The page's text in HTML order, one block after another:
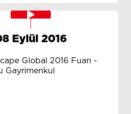
Eylül 2016
Global 2016 Fuarı -
Gayrimenkul